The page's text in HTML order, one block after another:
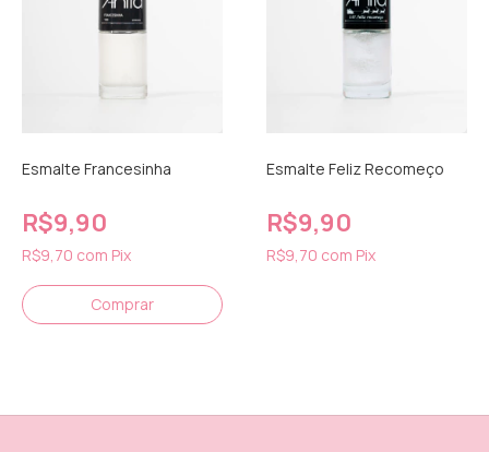
Esmalte Francesinha
R$9,90
R$9,70 com Pix
Esmalte Feliz Recomeço
R$9,90
R$9,70 com Pix